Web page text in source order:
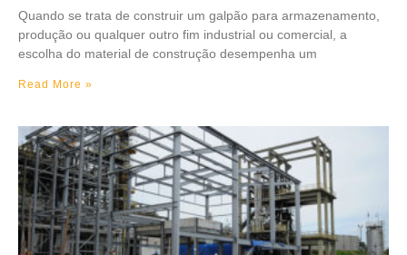
Quando se trata de construir um galpão para armazenamento,
produção ou qualquer outro fim industrial ou comercial, a
escolha do material de construção desempenha um
Read More »